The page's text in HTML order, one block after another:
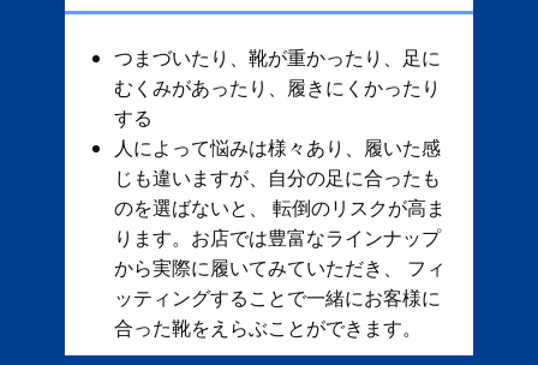
つまづいたり、靴が重かったり、足に
むくみがあったり、履きにくかったり
する
人によって悩みは様々あり、履いた感
じも違いますが、自分の足に合ったも
のを選ばないと、 転倒のリスクが高ま
ります。お店では豊富なラインナップ
から実際に履いてみていただき、 フィ
ッティングすることで一緒にお客様に
合った靴をえらぶことができます。